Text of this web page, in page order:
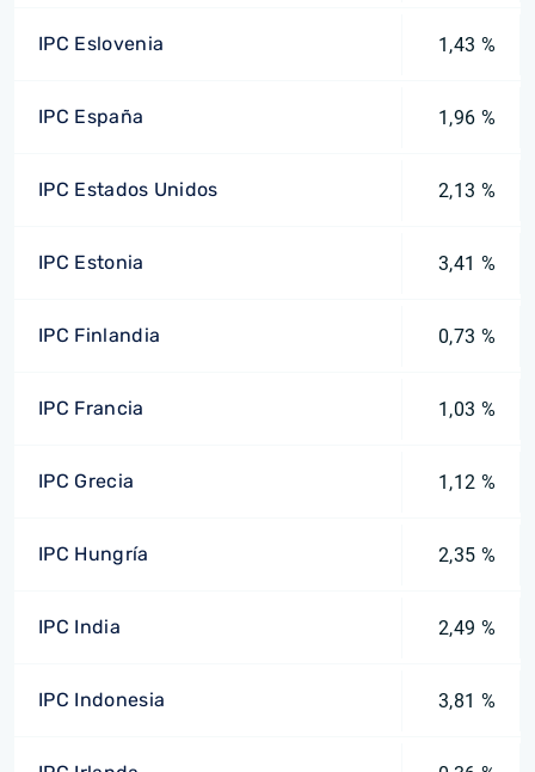
IPC Eslovenia 1,43 %
IPC España 1,96 %
IPC Estados Unidos 2,13 %
IPC Estonia 3,41 %
IPC Finlandia 0,73 %
IPC Francia 1,03 %
IPC Grecia 1,12 %
IPC Hungría 2,35 %
IPC India 2,49 %
IPC Indonesia 3,81 %